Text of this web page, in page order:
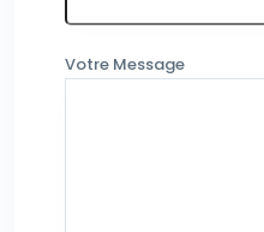
Votre Message